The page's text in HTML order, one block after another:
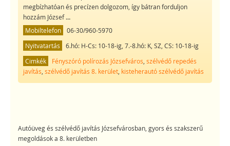
megbízhatóan és precízen dolgozom, így bátran forduljon
hozzám József...
Mobiltelefon
06-30/960-5970
Nyitvatartás
6.hó: H-Cs: 10-18-ig, 7.-8.hó: K, SZ, CS: 10-18-ig
Cimkék
Fényszóró polírozás Józsefváros szélvédő repedés
javítás szélvédő javítás 8. kerület, kisteherautó szélvédő javítás
Autóüveg és szélvédő javítás Józsefvárosban, gyors és szakszerű
megoldások a 8. kerületben